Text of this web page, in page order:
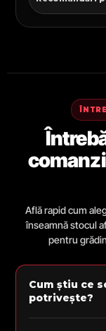
Află rapid cum
înseamnă stocul
pentru
Cum știu ce
potrivește?